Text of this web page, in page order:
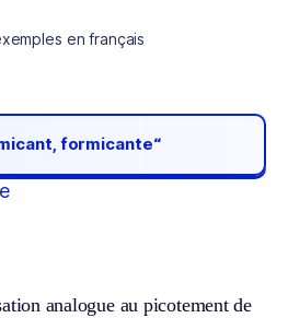
en français
formicante“
analogue au picotement de